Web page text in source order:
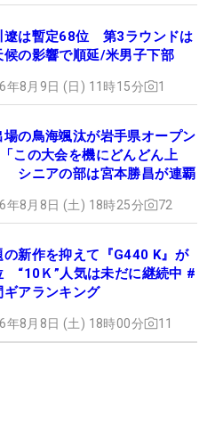
遼は暫定68位 第3ラウンドは
候の影響で順延/米男子下部
年8月9日 (日) 11時15分 1
場の鳥海颯汰が岩手県オープン
この大会を機にどんどん上
シニアの部は宮本勝昌が連覇
年8月8日 (土) 18時25分 72
の新作を抑えて『G440 K』が
“10Ｋ”人気は未だに継続中 #
ギアランキング
年8月8日 (土) 18時00分 11